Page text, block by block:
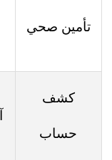
تأمين صحي
كشف
حساب